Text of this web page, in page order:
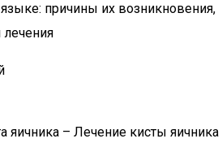
причины их возникновения,
лечения